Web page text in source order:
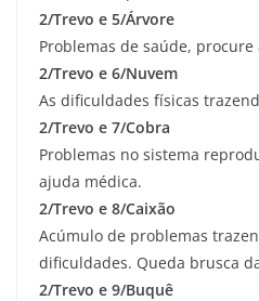
2/Trevo e 5/Árvore
Problemas de saúde,
2/Trevo e 6/Nuvem
As dificuldades físicas
2/Trevo e 7/Cobra
Problemas no sistema
ajuda médica.
2/Trevo e 8/Caixão
Acúmulo de problemas
dificuldades. Queda brusca
2/Trevo e 9/Buquê